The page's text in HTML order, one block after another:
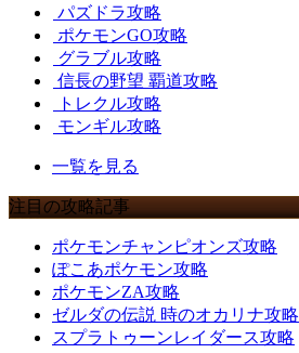
パズドラ攻略
ポケモンGO攻略
グラブル攻略
信長の野望 覇道攻略
トレクル攻略
モンギル攻略
一覧を見る
注目の攻略記事
ポケモンチャンピオンズ攻略
ぽこあポケモン攻略
ポケモンZA攻略
ゼルダの伝説 時のオカリナ攻略
スプラトゥーンレイダース攻略